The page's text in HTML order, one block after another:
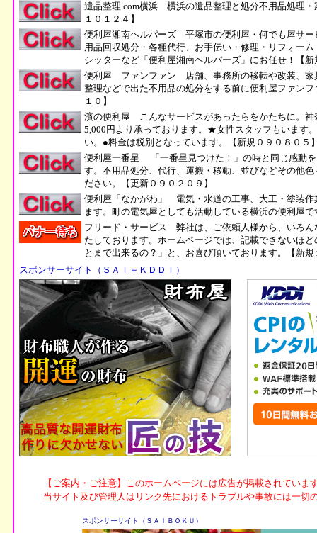
遺品整理.com横浜 横浜の遺品整理と処分不用品処理
１０１２４】
便利屋湘南ヘルパーズ 平塚市の便利屋・何でも屋サー
用品回収処分・各種代行、お手伝い・修理・リフォー
シッターなど「便利屋湘南ヘルパーズ」にお任せ！【
便利屋 ファンファン 店舗、事務所の移転や改装、
整理などで出た不用品の処分をする前に便利屋ファン
１０】
濱の便利屋 こんなサービスがあったらをかたちに。
5,000 円より承っております。★女性スタッフもいます
い。●料金は税別となっています。【新規０９０８０５
便利屋一番星 「一番星見つけた！」の時と同じ感動
す。不用品処分、代行、運搬・移動、並びなどその他
ださい。【更新０９０２０９】
便利屋「なかがわ」 電気・水道の工事、大工・塗装作
ます。町の電気屋としても活動している横浜の便利屋
フリード・サービス 弊社は、ご依頼人様から、いろ
たしております。ホームページでは、記載できないほ
とまで出来るの？」と、お喜び頂いております。【新
スポンサーサイト（ＳＡＩ＋ＫＤＤＩ）
スポンサーサイト（ＳＡＩＢＯＫＵ）